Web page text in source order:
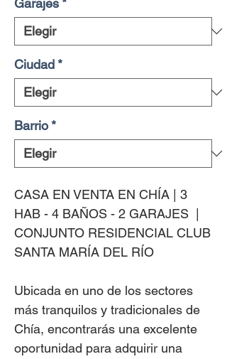
Garajes*
Ciudad*
Barrio*
CASA EN VENTA EN CHÍA | 3
HAB - 4 BAÑOS - 2 GARAJES |
CONJUNTO RESIDENCIAL CLUB
SANTA MARÍA DEL RÍO
Ubicada en uno de los sectores
más tranquilos y tradicionales de
Chía, encontrarás una excelente
oportunidad para adquirir una